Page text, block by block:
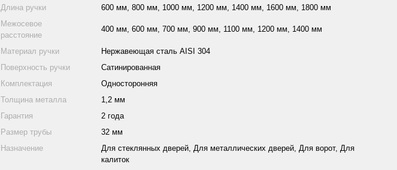
Длина ручки
600 мм, 800 мм, 1000 мм, 1200 мм, 1400 мм, 1600 мм, 1800 мм
Межосевое
расстояние
400 мм, 600 мм, 700 мм, 900 мм, 1100 мм, 1200 мм, 1400 мм
Материал ручки
Нержавеющая сталь AISI 304
Поверхность ручки
Сатинированная
Комплектация
Односторонняя
Толщина металла
1,2 мм
Гарантия
2 года
Размер трубы
32 мм
Назначение
Для стеклянных дверей, Для металлических дверей, Для ворот, Для
калиток